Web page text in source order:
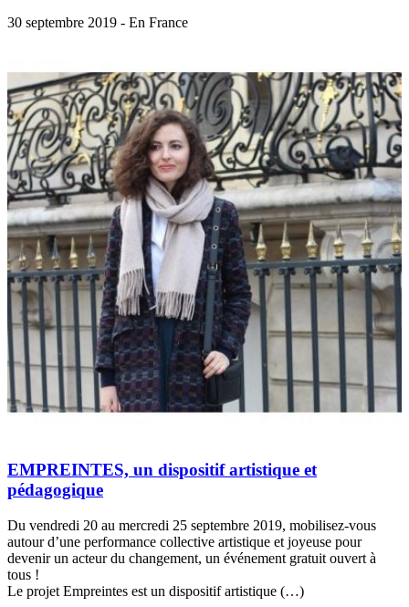
30 septembre 2019 - En France
EMPREINTES, un dispositif artistique et
pédagogique
Du vendredi 20 au mercredi 25 septembre 2019, mobilisez-vous
autour d’une performance collective artistique et joyeuse pour
devenir un acteur du changement, un événement gratuit ouvert à
tous !
Le projet Empreintes est un dispositif artistique (…)